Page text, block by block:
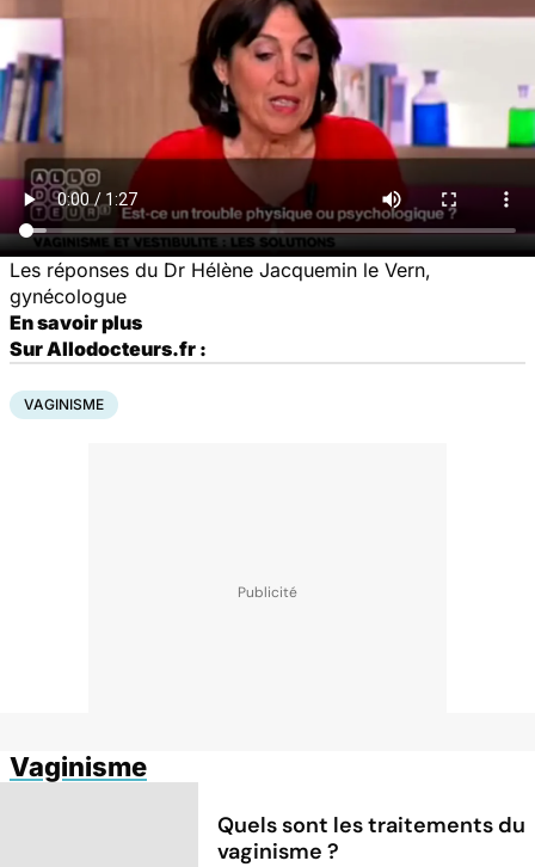
Les réponses du Dr Hélène Jacquemin le Vern,
gynécologue
En savoir plus
Sur Allodocteurs.fr :
VAGINISME
Vaginisme
Quels sont les traitements du
vaginisme ?